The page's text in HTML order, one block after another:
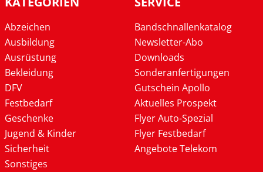
Abzeichen
Ausbildung
Ausrüstung
Bekleidung
DFV
Festbedarf
Geschenke
Jugend & Kinder
Sicherheit
Sonstiges
Bandschnallenkatalog
Newsletter-Abo
Downloads
Sonderanfertigungen
Gutschein Apollo
Aktuelles Prospekt
Flyer Auto-Spezial
Flyer Festbedarf
Angebote Telekom